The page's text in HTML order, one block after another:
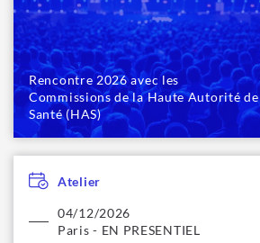
Rencontre 2026 avec les
Commissions de la Haute Autorité de
Santé (HAS)
Atelier
04/12/2026
Paris - EN PRESENTIEL